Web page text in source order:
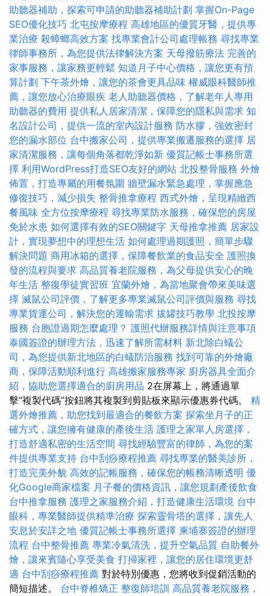
助聽器補助，探索可申請的助聽器補助計劃 掌握On-Page
SEO優化技巧 北屯按摩療程 高雄地區的優質牙醫，提供專
業治療 殺蟑螂高效方案 找專業會計公司處理帳務 尋找專業
律師事務所，為您提供法律解決方案 天母撥筋療法 完善的
家事服務，讓家務更輕鬆 知道月子中心價格，讓您更有預
算計劃 下午茶外燴，讓您的茶會更具品味 權威眼科醫師推
薦，讓您放心治療眼疾 老人助聽器價格，了解老年人專用
助聽器的費用 提供私人居家清潔，保障您的隱私與需求 知
名設計公司，提供一流的室內設計服務 防水膠，強效密封
您的漏水部位 台中搬家公司，提供專業搬遷服務的選擇 居
家清潔服務，讓每個角落都乾淨如新 優質記帳士事務所選
擇 利用WordPress打造SEO友好的網站 北投整骨服務 外燴
佈置，打造專屬的用餐氛圍 牆壁漏水緊急處理，掌握應急
修復技巧，減少損失 整骨推拿療程 西式外燴，呈現精緻西
餐風味 全方位按摩療程 尋找專業防水服務，確保您的房屋
免於水患 如何選擇有效的SEO關鍵字 天母推拿推薦 居家設
計，實現夢想中的理想生活 如何處理過期護照，簡單步驟
解決問題 商用冰箱的選擇，保障餐飲業的食品安全 護照換
發的流程與要求 高品質養老院服務，為父母提供安心的晚
年生活 整復學徒實習班 宜蘭外燴，為當地聚會帶來美味選
擇 滅鼠公司評價，了解更多專業滅鼠公司評價與服務 尋找
專業貨運公司，解決您的運輸需求 拔罐技巧教學 北投按摩
服務 台胞證過期怎麼處理？ 護照代辦服務詳情與注意事項
泰國簽證的辦理方法，迅速了解所需材料 新北除白蟻公
司，為您提供新北地區的白蟻防治服務 找到可靠的外燴廠
商，保障活動順利進行 高雄搬家服務專家 廚房器具全面介
紹，協助您選擇適合的廚房用品 2在屏幕上，將通過單
擊“複製代碼”按鈕將其複製到剪貼板來顯示優惠券代碼。 精
選外燴推薦，助您找到最適合的餐飲方案 探索坐月子的正
確方式，讓您擁有健康的產後生活 護理之家單人房選擇，
打造舒適私密的生活空間 尋找經驗豐富的律師，為您的案
件提供專業支持 台中刮痧療程推薦 尋找專業的醫美診所，
打造完美外貌 高效的記帳服務，確保您的帳務清晰透明 優
化Google商家檔案 月子餐的價格資訊，讓您規劃產後飲食
台中推拿服務 護理之家服務介紹，打造健康生活環境 台中
眼科，專業醫師提供精準治療 探索靈骨塔的選擇，讓先人
安息於安詳之地 優質記帳士事務所選擇 柬埔寨簽證的辦理
流程 台中整骨推薦 專業冷氣清洗，提升空氣品質 自助餐外
燴，讓來賓隨心享受美食 打掃家裡，讓您的居住環境更舒
適 台中刮痧療程推薦 對於特別優惠，您將收到促銷活動的
簡短描述。 台中脊椎矯正 整復師培訓 高品質養老院服務，